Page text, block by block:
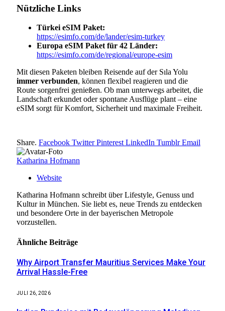
Nützliche Links
Türkei eSIM Paket:
https://esimfo.com/de/lander/esim-turkey
Europa eSIM Paket für 42 Länder:
https://esimfo.com/de/regional/europe-esim
Mit diesen Paketen bleiben Reisende auf der Sıla Yolu
immer verbunden, können flexibel reagieren und die
Route sorgenfrei genießen. Ob man unterwegs arbeitet, die
Landschaft erkundet oder spontane Ausflüge plant – eine
eSIM sorgt für Komfort, Sicherheit und maximale Freiheit.
Share. Facebook Twitter Pinterest LinkedIn Tumblr Email
Katharina Hofmann
Website
Katharina Hofmann schreibt über Lifestyle, Genuss und
Kultur in München. Sie liebt es, neue Trends zu entdecken
und besondere Orte in der bayerischen Metropole
vorzustellen.
Ähnliche Beiträge
Why Airport Transfer Mauritius Services Make Your
Arrival Hassle-Free
JULI 26, 2026